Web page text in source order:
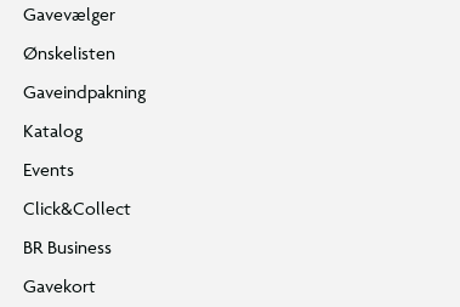
Kæmp mod zombieungen
Zombieungen vil gerne ride på kyllinger.
Gavevælger
Ønskelisten
Gaveindpakning
Katalog
Events
Click&Collect
BR Business
Gavekort